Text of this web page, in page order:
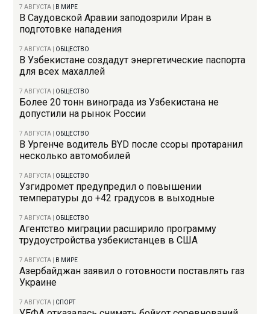
7 АВГУСТА В МИРЕ
В Саудовской Аравии заподозрили Иран в
подготовке нападения
7 АВГУСТА ОБЩЕСТВО
В Узбекистане создадут энергетические паспорта
для всех махаллей
7 АВГУСТА ОБЩЕСТВО
Более 20 тонн винограда из Узбекистана не
допустили на рынок России
7 АВГУСТА ОБЩЕСТВО
В Ургенче водитель BYD после ссоры протаранил
несколько автомобилей
7 АВГУСТА ОБЩЕСТВО
Узгидромет предупредил о повышении
температуры до +42 градусов в выходные
7 АВГУСТА ОБЩЕСТВО
Агентство миграции расширило программу
трудоустройства узбекистанцев в США
7 АВГУСТА В МИРЕ
Азербайджан заявил о готовности поставлять газ
Украине
7 АВГУСТА СПОРТ